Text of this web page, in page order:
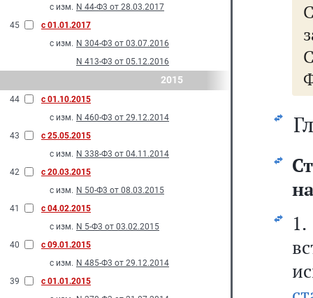
с изм. N 44-Ф3 от 28.03.2017
45
с 01.01.2017
с изм. N 304-Ф3 от 03.07.2016
N 413-Ф3 от 05.12.2016
2015
44
с 01.10.2015
с изм. N 460-Ф3 от 29.12.2014
43
с 25.05.2015
с изм. N 338-Ф3 от 04.11.2014
42
с 20.03.2015
с изм. N 50-Ф3 от 08.03.2015
41
с 04.02.2015
с изм. N 5-Ф3 от 03.02.2015
40
с 09.01.2015
с изм. N 485-Ф3 от 29.12.2014
39
с 01.01.2015